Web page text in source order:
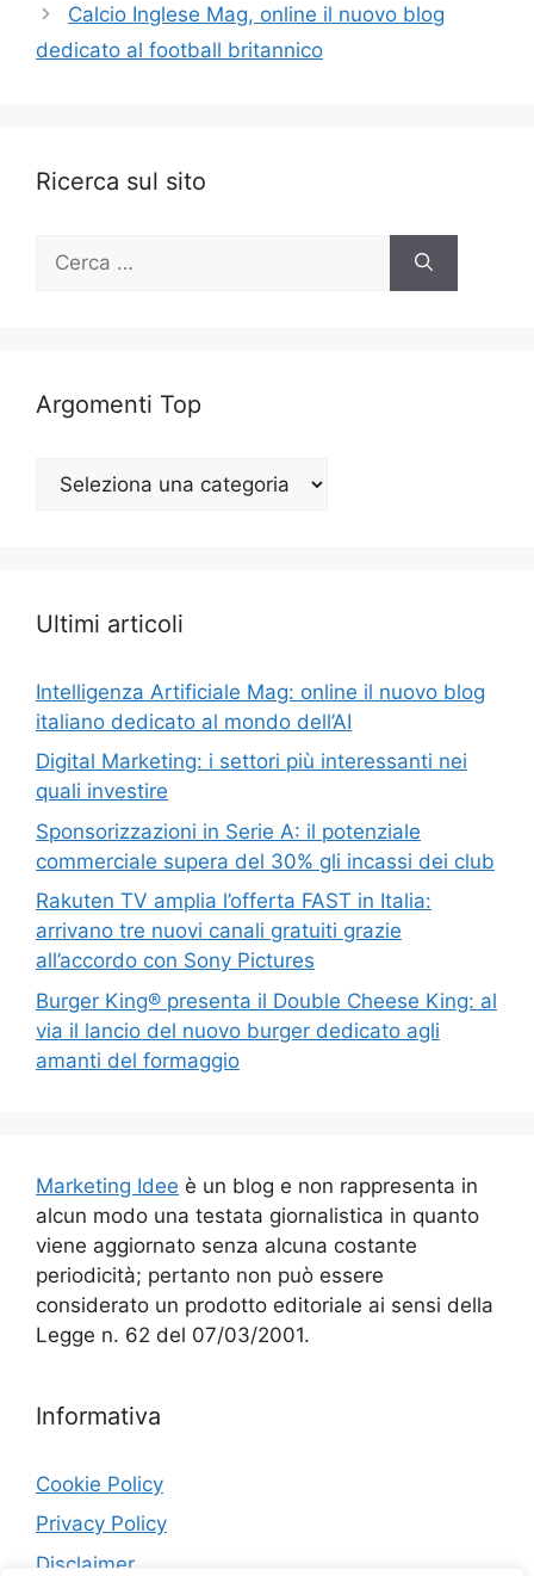
Calcio Inglese Mag, online il nuovo blog
dedicato al football britannico
Ricerca sul sito
per:
Argomenti Top
Argomenti
Top
Ultimi articoli
Intelligenza Artificiale Mag: online il nuovo blog
italiano dedicato al mondo dell’AI
Digital Marketing: i settori più interessanti nei
quali investire
Sponsorizzazioni in Serie A: il potenziale
commerciale supera del 30% gli incassi dei club
Rakuten TV amplia l’offerta FAST in Italia:
arrivano tre nuovi canali gratuiti grazie
all’accordo con Sony Pictures
Burger King® presenta il Double Cheese King: al
via il lancio del nuovo burger dedicato agli
amanti del formaggio
Marketing Idee è un blog e non rappresenta in
alcun modo una testata giornalistica in quanto
viene aggiornato senza alcuna costante
periodicità; pertanto non può essere
considerato un prodotto editoriale ai sensi della
Legge n. 62 del 07/03/2001.
Informativa
Cookie Policy
Privacy Policy
Disclaimer